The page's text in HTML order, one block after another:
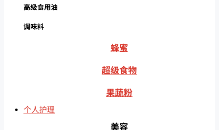
高级食用油
调味料
蜂蜜
超级食物
果蔬粉
个人护理
美容